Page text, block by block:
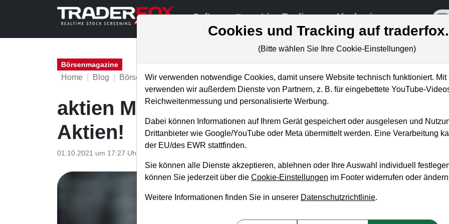
Software Live-Trading Akademie
Börsenmagazine
Home Blog Börsenmagazine
aktien Magazin 18 / 2021: Vier Dauerläufer-
Aktien!
01.10.2021 um 17:27 Uhr
Cookies und Tracking auf
(Bitte wählen Sie Ihre Cookie-Einstellungen)
Wir verwenden notwendige Cookies, damit unsere Website technisch funktioniert.
verwenden wir außerdem Dienste von Partnern, z. B. für eingebettete YouTube-
Reichweitenmessung und personalisierte Werbung.
Dabei können Informationen auf Ihrem Gerät gespeichert oder ausgelesen und
Drittanbieter wie Google/YouTube oder Meta übermittelt werden. Eine Verarbeitung
der EU/des EWR stattfinden.
Sie können alle Dienste akzeptieren, ablehnen oder Ihre Auswahl individuell
können Sie jederzeit über die Cookie-Einstellungen im Footer widerrufen oder
Weitere Informationen finden Sie in unserer Datenschutzrichtlinie.